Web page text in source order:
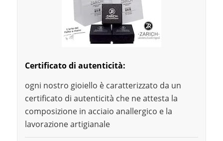
Certificato di autenticità:
ogni nostro gioiello è caratterizzato da un
certificato di autenticità che ne attesta la
composizione in acciaio anallergico e la
lavorazione artigianale